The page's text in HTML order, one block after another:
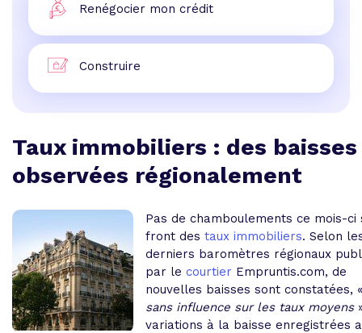
Renégocier mon crédit
Construire
Taux immobiliers : des baisses
observées régionalement
Pas de chamboulements ce mois-ci
front des taux immobiliers. Selon
derniers baromètres régionaux
par le courtier Empruntis.com, de
nouvelles baisses sont constatées,
sans influence sur les taux moyens
variations à la baisse enregistrées